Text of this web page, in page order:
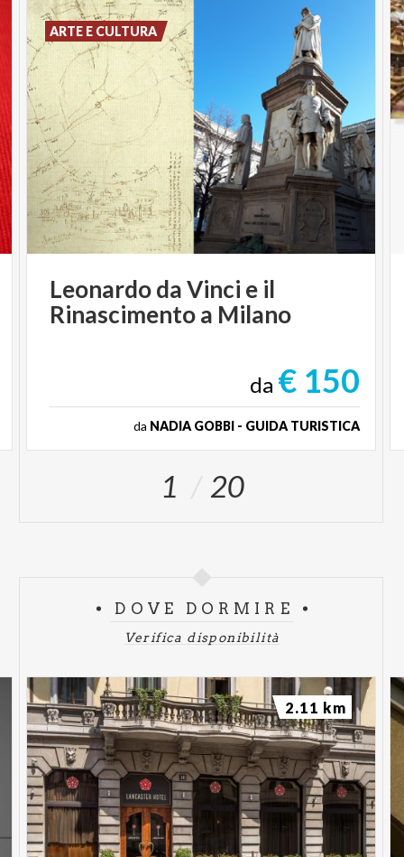
LeonardodaVinci e il
Rinascimentoa Milano
da € 150
da NADIA GOBBI - GUIDA TURISTICA
ARTE E CULTURA
1 20
DOVE DORMIRE
Verifica disponibilità
2.11 km